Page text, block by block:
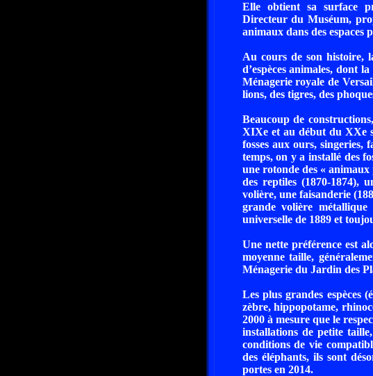
Elle obtient sa surface
Directeur du Muséum,
animaux dans des espaces
Au cours de son histoire,
d’espèces animales, dont
Ménagerie royale de
lions, des tigres, des
Beaucoup de
XIXe et au début du XXe
fosses aux ours, singeries,
temps, on y a installé des
une rotonde des « animaux
des reptiles (1870-1874),
volière, une faisanderie
grande volière
universelle de 1889 et
Une nette préférence est
moyenne taille,
Ménagerie du Jardin des
Les plus grandes espèces
zèbre, hippopotame,
2000 à mesure que le
installations de petite
conditions de vie
des éléphants, ils sont
portes en 2014.